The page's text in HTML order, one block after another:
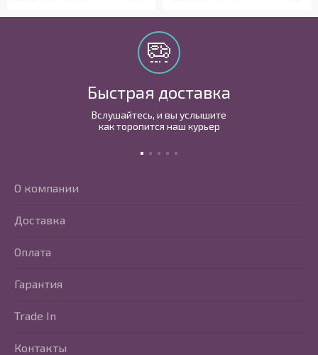
Быстрая доставка
Вслушайтесь, и вы услышите
как торопится наш курьер
О компании
Доставка
Оплата
Гарантия
Trade In
Контакты